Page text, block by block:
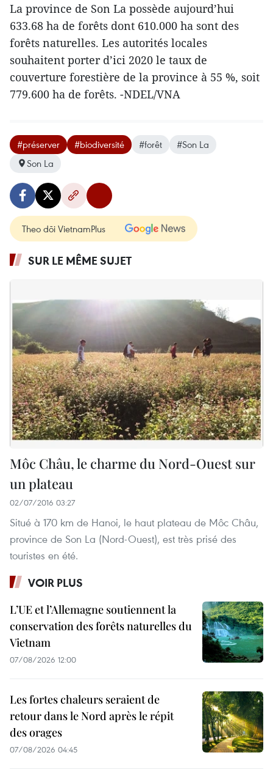
La province de Son La possède aujourd’hui
633.68 ha de forêts dont 610.000 ha sont des
forêts naturelles. Les autorités locales
souhaitent ​porter d’ici 2020 le ​taux de
couverture forestière de la province à 55 %, soit
779.600 ha de forêts. -NDEL/VNA
#préserver #biodiversité #forêt
#Son La
Son La
Theo dõi VietnamPlus
SUR LE MÊME SUJET
Môc Châu, le charme du Nord-Ouest sur
un plateau
02/07/2016 03:27
Situé à 170 km de Hanoi, le haut plateau de Môc Châu,
province de Son La (Nord-Ouest), est très prisé des
touristes en été.
VOIR PLUS
L’UE et l’Allemagne soutiennent la
conservation des forêts naturelles du
Vietnam
07/08/2026 12:00
Les fortes chaleurs seraient de
retour dans le Nord après le répit
des orages
07/08/2026 04:45